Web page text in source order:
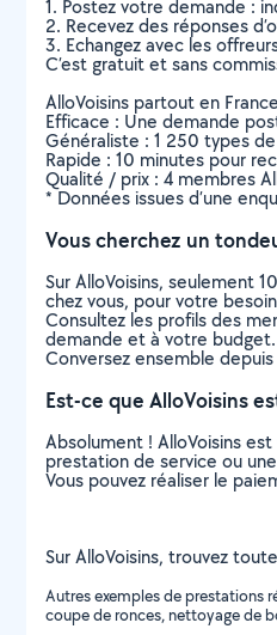
1. Postez votre demande :
2. Recevez des réponses
3. Echangez avec les
C’est gratuit et sans
AlloVoisins partout en
Efficace : Une demande
Généraliste : 1 250 types
Rapide : 10 minutes pour
Qualité / prix : 4 membres
* Données issues d’une
Vous cherchez un
Sur AlloVoisins, seulement
chez vous, pour votre
Consultez les profils des
demande et à votre budget.
Conversez ensemble
Est-ce que AlloVoisins
Absolument ! AlloVoisins
prestation de service ou
Vous pouvez réaliser le
Sur AlloVoisins, trouvez
Autres exemples de prestations
coupe de ronces, nettoyage de